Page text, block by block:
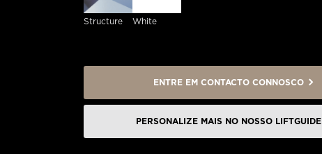
Structure White
ENTRE EM CONTACTO CONNOSCO
PERSONALIZE MAIS NO NOSSO LIFTGUIDE